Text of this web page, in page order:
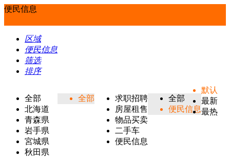
便民信息
区域
便民信息
筛选
排序
全部
北海道
青森県
岩手県
宮城県
秋田県
全部
求职招聘
房屋租售
物品买卖
二手车
便民信息
全部
便民信息
默认
最新
最热